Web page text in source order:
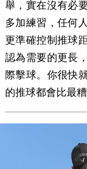
舉，實在沒有必
多加練習，任何
更準確控制推球
認為需要的更長
際擊球。你很快
的推球都會比最